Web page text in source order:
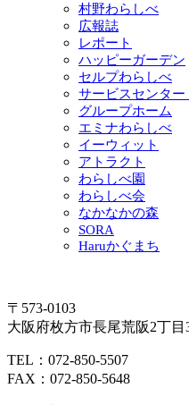
村野わらしべ
広報誌
レポート
ハッピーガーデン
セルプわらしべ
サービスセンタ
グループホーム
エミナわらしべ
イーウィット
アトラクト
わらしべ園
わらしべ会
なかなかの森
SORA
Haruかぐまち
〒573-0103
大阪府枚方市長尾荒阪2丁目
TEL：072-850-5507
FAX：072-850-5648